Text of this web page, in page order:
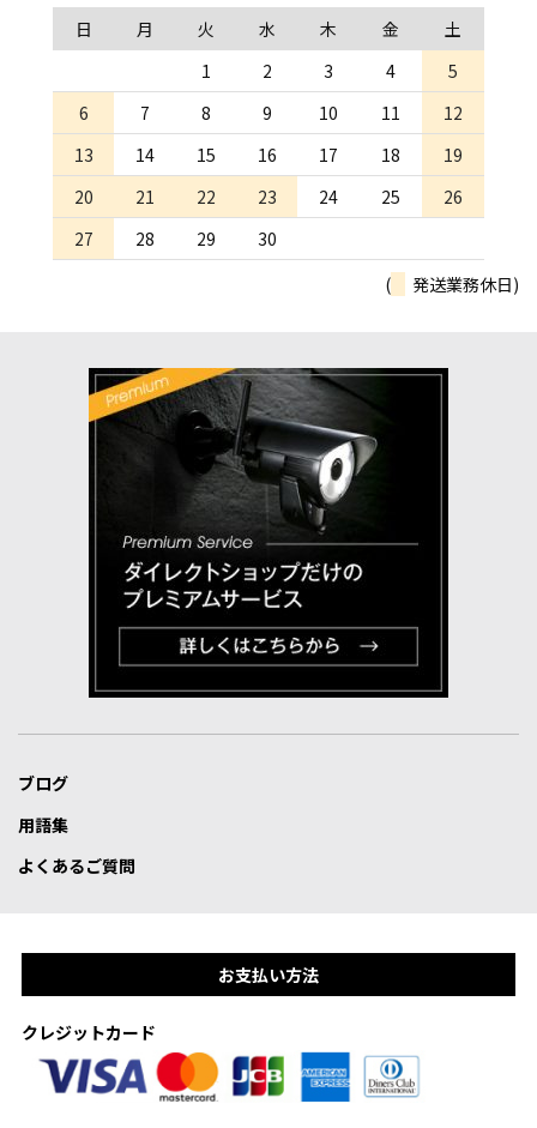
日
月 火 水 木 金
土
1
2 3 4
5
6
7 8 9 10 11
12
13
14 15 16 17 18
19
20
21 22 23 24 25
26
27
28 29
30
(
発送業務休日)
ブログ
用語集
よくあるご質問
お支払い方法
クレジットカード